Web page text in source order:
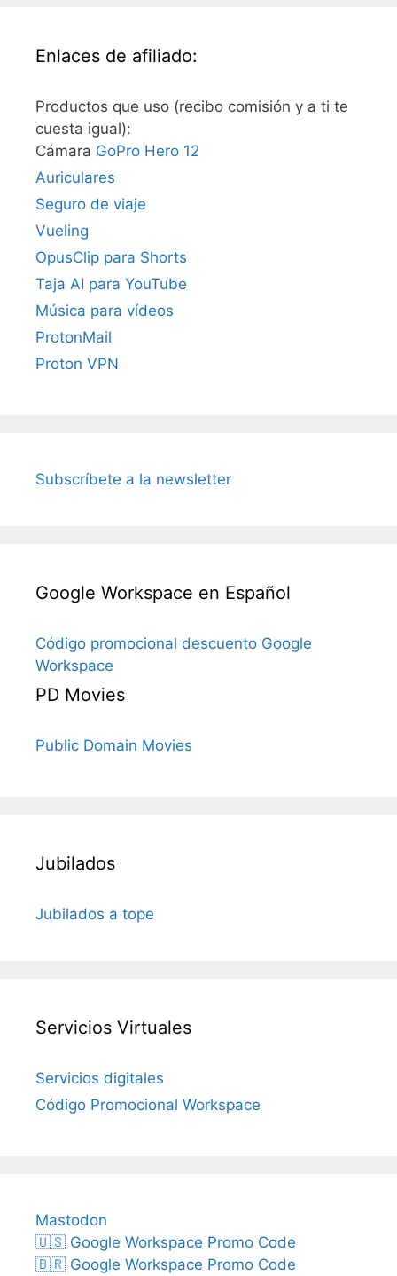
Enlaces de afiliado:
Productos que uso (recibo comisión y a ti te
cuesta igual):
Cámara GoPro Hero 12
Auriculares
Seguro de viaje
Vueling
OpusClip para Shorts
Taja AI para YouTube
Música para vídeos
ProtonMail
Proton VPN
Subscríbete a la newsletter
Google Workspace en Español
Código promocional descuento Google
Workspace
PD Movies
Public Domain Movies
Jubilados
Jubilados a tope
Servicios Virtuales
Servicios digitales
Código Promocional Workspace
Mastodon
🇺🇸 Google Workspace Promo Code
🇧🇷 Google Workspace Promo Code